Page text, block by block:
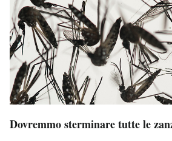
Dovremmo sterminare tutte le